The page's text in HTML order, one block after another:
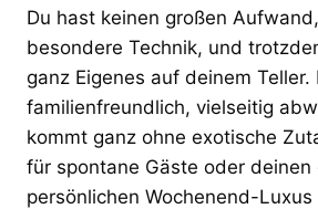
Du hast keinen großen
besondere Technik, und
ganz Eigenes auf deinem Teller.
familienfreundlich, vielseitig
kommt ganz ohne exotische
für spontane Gäste oder deinen
persönlichen Wochenend-Luxus